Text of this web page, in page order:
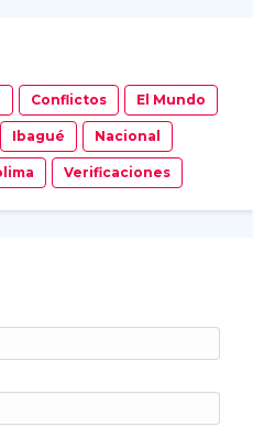
Conflictos El Mundo
Ibagué Nacional
Verificaciones